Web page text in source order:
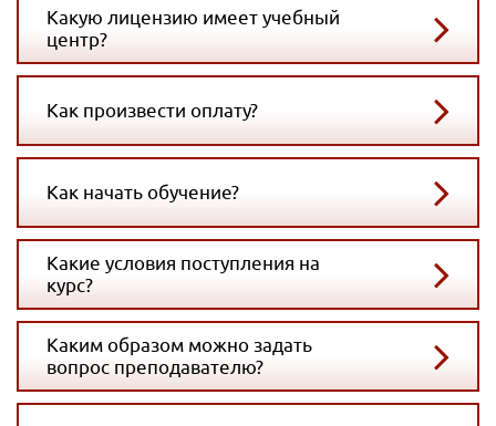
Какую лицензию имеет учебный
центр?
Как произвести оплату?
Как начать обучение?
Какие условия поступления на
курс?
Каким образом можно задать
вопрос преподавателю?